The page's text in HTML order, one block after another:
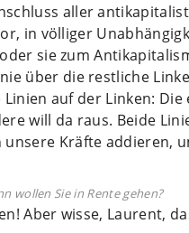
aller
in völliger
sie zum
über die restliche
auf der Linken:
will da raus. Beide
Kräfte addieren,
wollen Sie in Rente gehen?
Aber wisse, Laurent,